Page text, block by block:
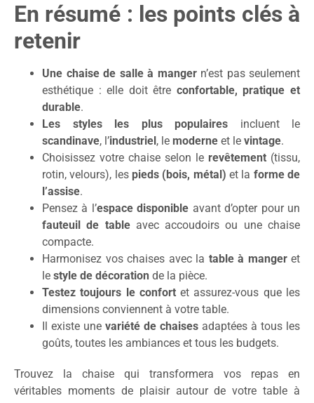
En résumé : les points clés à
retenir
Une chaise de salle à mangern’est pas seulement
esthétique : elle doit être confortable, pratique et
durable.
Les styles les plus populaires incluent le
scandinave, l’industriel , le moderne et le vintage.
Choisissez votre chaise selon le revêtement (tissu,
rotin, velours), les pieds (bois, métal) et la forme de
l’assise.
Pensez à l’espace disponible avant d’opter pour un
fauteuil de tableavec accoudoirs ou une chaise
compacte.
Harmonisez vos chaises avec la table à mangeret
le style de décoration de la pièce.
Testez toujours le confortet assurez-vous que les
dimensions conviennent à votre table.
Il existe une variété de chaises adaptées à tous les
goûts, toutes les ambiances et tous les budgets.
Trouvez la chaise qui transformera vos repas en
véritables moments de plaisir autour de votre table à